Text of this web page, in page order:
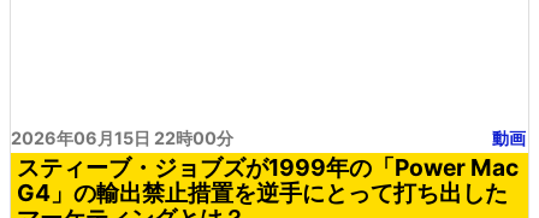
2026年06月15日 22時00分 動画
スティーブ・ジョブズが1999年の「Power Mac
G4」の輸出禁止措置を逆手にとって打ち出した